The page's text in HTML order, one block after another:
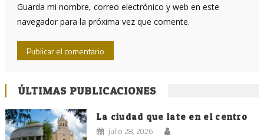
Guarda mi nombre, correo electrónico y web en este
navegador para la próxima vez que comente.
ÚLTIMAS PUBLICACIONES
La ciudad que late en el centro
julio 28, 2026